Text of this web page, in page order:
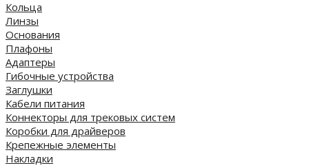
Кольца
Линзы
Основания
Плафоны
Адаптеры
Гибочные устройства
Заглушки
Кабели питания
Коннекторы для трековых систем
Коробки для драйверов
Крепежные элементы
Накладки